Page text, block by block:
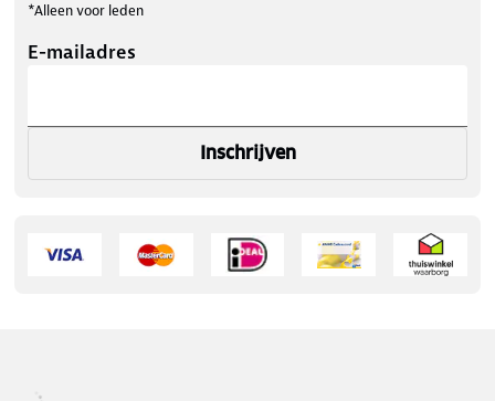
*Alleen voor leden
E-mailadres
Inschrijven